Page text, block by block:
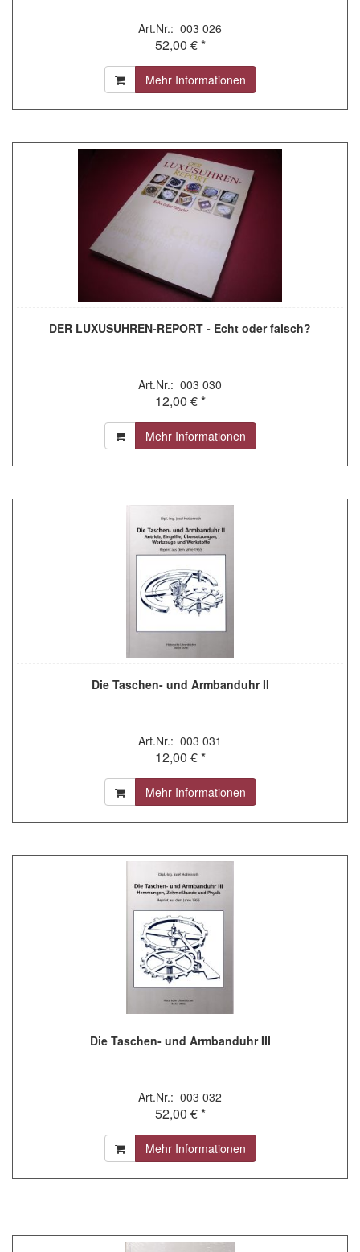
Art.Nr.: 003 026
52,00 € *
Mehr Informationen
DER LUXUSUHREN-REPORT - Echt oder falsch?
Art.Nr.: 003 030
12,00 € *
Mehr Informationen
Die Taschen- und Armbanduhr II
Art.Nr.: 003 031
12,00 € *
Mehr Informationen
Die Taschen- und Armbanduhr III
Art.Nr.: 003 032
52,00 € *
Mehr Informationen